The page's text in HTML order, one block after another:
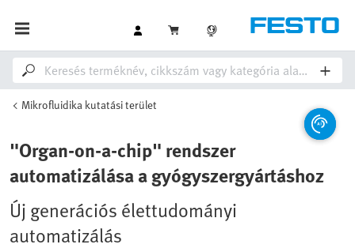
Mikrofluidika kutatási terület
"Organ‑on‑a‑chip" rendszer
automatizálása a gyógyszergyártáshoz
Új generációs élettudományi
automatizálás